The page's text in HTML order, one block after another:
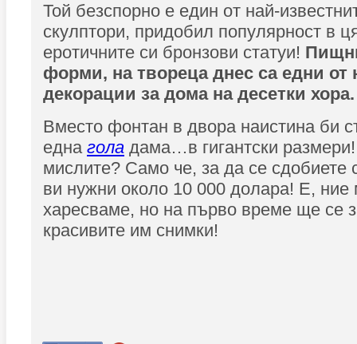
Той безспорно е един от най-
скулптори, придобил популярност в
еротичните си бронзови статуи!
форми, на твореца днес са едни от
декорации за дома на десетки хора.
Вместо фонтан в двора наистина би
една гола дама…в гигантски
мислите? Само че, за да се сдобиете
ви нужни около 10 000 долара! Е, ние
харесваме, но на първо време ще се
красивите им снимки!